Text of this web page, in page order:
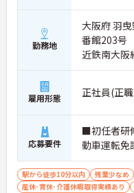
勤務地
大阪府 羽
番館203号
近鉄南大阪
雇用形態 正社員(正
応募要件
■初任者研
動車運転免
駅から徒歩10分以内 残業少なめ
産休･育休･介護休暇取得実績あり